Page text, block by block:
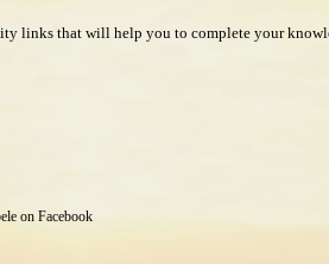
links that will help you to complete your
on Facebook